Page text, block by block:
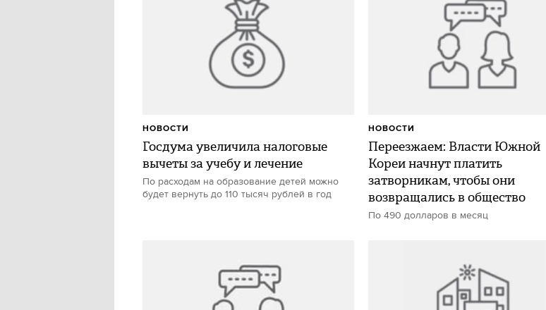
Госдума увеличила налоговые
вычеты за учебу и лечение
По расходам на образование детей можно
будет вернуть до 110 тысяч рублей в год
НОВОСТИ
Переезжаем: Власти Южной
Кореи начнут платить
затворникам, чтобы они
возвращались в общество
По 490 долларов в месяц
НОВОСТИ